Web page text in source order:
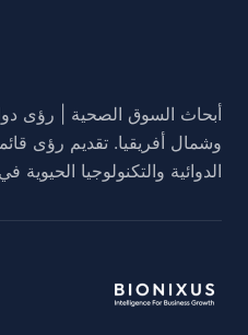
أبحاث السوق الصحية | رؤى
وشمال أفريقيا. تقديم رؤى
الدوائية والتكنولوجيا الحيوية